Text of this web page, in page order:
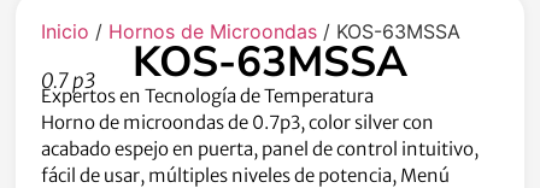
Inicio / Hornos de Microondas / KOS-63MSSA
KOS-63MSSA
0.7 p3
Expertos en Tecnología de Temperatura
Horno de microondas de 0.7p3, color silver con
acabado espejo en puerta, panel de control intuitivo,
fácil de usar, múltiples niveles de potencia, Menú